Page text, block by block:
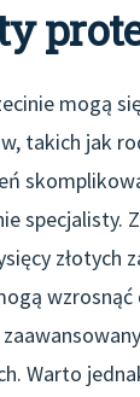
mogą
takich jak
specjalisty.
złotych
wzrosnąć
Warto